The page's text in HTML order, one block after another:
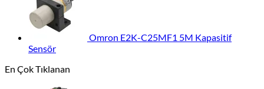
Omron E2K-C25MF1 5M Kapasitif
Sensör
En Çok Tıklanan